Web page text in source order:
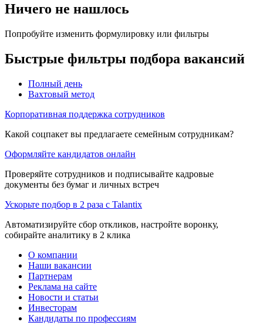
Ничего не нашлось
Попробуйте изменить формулировку или фильтры
Быстрые фильтры подбора вакансий
Полный день
Вахтовый метод
Корпоративная поддержка сотрудников
Какой соцпакет вы предлагаете семейным сотрудникам?
Оформляйте кандидатов онлайн
Проверяйте сотрудников и подписывайте кадровые
документы без бумаг и личных встреч
Ускорьте подбор в 2 раза с Talantix
Автоматизируйте сбор откликов, настройте воронку,
собирайте аналитику в 2 клика
О компании
Наши вакансии
Партнерам
Реклама на сайте
Новости и статьи
Инвесторам
Кандидаты по профессиям